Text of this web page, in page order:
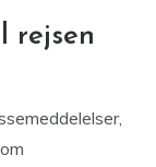
rejsen